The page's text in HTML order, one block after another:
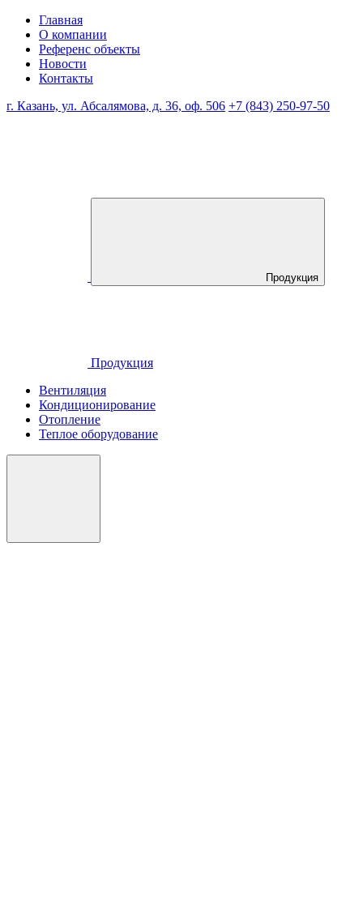
Главная
О компании
Референс объекты
Новости
Контакты
г. Казань, ул. Абсалямова, д. 36, оф. 506 +7 (843) 250-97-50
Продукция
Продукция
Вентиляция
Кондиционирование
Отопление
Теплое оборудование